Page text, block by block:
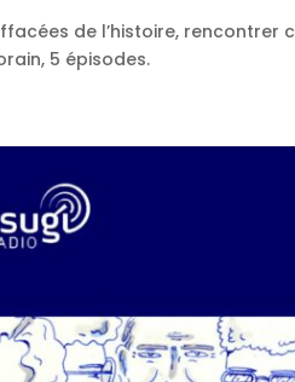
de l’histoire, rencontrer
5 épisodes.